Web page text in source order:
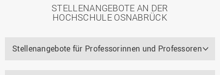
STELLENANGEBOTE AN DER
HOCHSCHULE OSNABRÜCK
Stellenangebote für Professorinnen und Professoren